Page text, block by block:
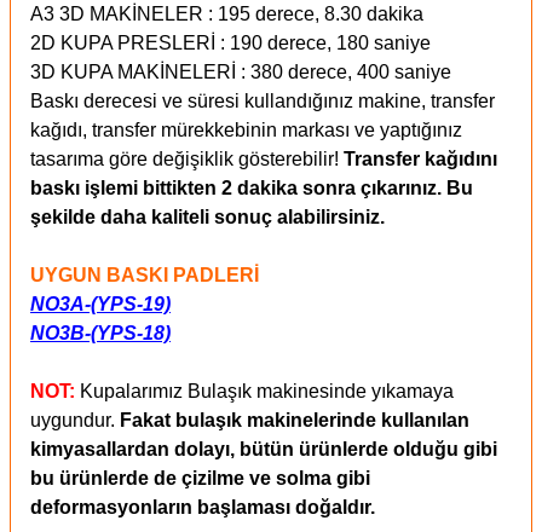
A3 3D MAKİNELER : 195 derece, 8.30 dakika
2D KUPA PRESLERİ : 190 derece, 180 saniye
3D KUPA MAKİNELERİ : 380 derece, 400 saniye
Baskı derecesi ve süresi kullandığınız makine, transfer
kağıdı, transfer mürekkebinin markası ve yaptığınız
tasarıma göre değişiklik gösterebilir! Transfer kağıdını
baskı işlemi bittikten 2 dakika sonra çıkarınız. Bu
şekilde daha kaliteli sonuç alabilirsiniz.
UYGUN BASKI PADLERİ
NO3A-(YPS-19)
NO3B-(YPS-18)
NOT: Kupalarımız Bulaşık makinesinde yıkamaya
uygundur. Fakat bulaşık makinelerinde kullanılan
kimyasallardan dolayı, bütün ürünlerde olduğu gibi
bu ürünlerde de çizilme ve solma gibi
deformasyonların başlaması doğaldır.